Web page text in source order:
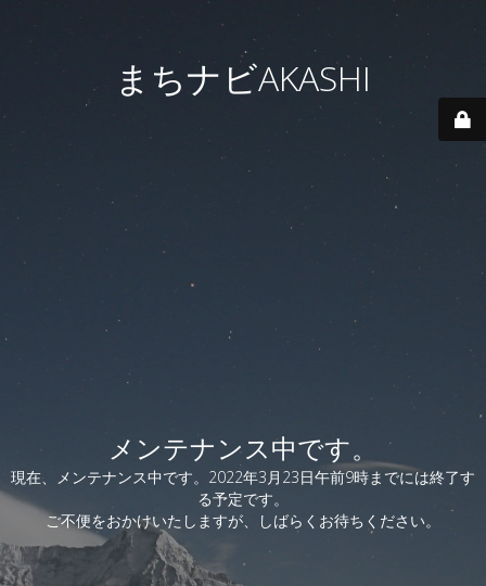
まちナビAKASHI
メンテナンス中です。
現在、メンテナンス中です。2022年3月23日午前9時までには終了す
る予定です。
ご不便をおかけいたしますが、しばらくお待ちください。